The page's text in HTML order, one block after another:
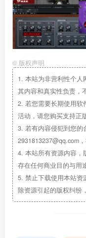
© 版权声明
1. 本站为非营利性个人
其内容和真实性负责，
2. 若您需要长期使用软
活动，请您购买支持正
3. 若有内容侵犯到您的
2931813237@qq.com
4. 本站所有资源内容，
存在任何商业目的与用
5. 禁止下载使用本站资
除资源引起的版权纠纷